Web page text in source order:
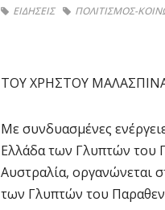
ΕΙΔΗΣΕΙΣ ΠΟΛΙΤΙΣΜΟΣ-
ΤΟΥ ΧΡΗΣΤΟΥ
Με συνδυασμένες
Ελλάδα των Γλυπτών του
Αυστραλία, οργανώνεται
των Γλυπτών του